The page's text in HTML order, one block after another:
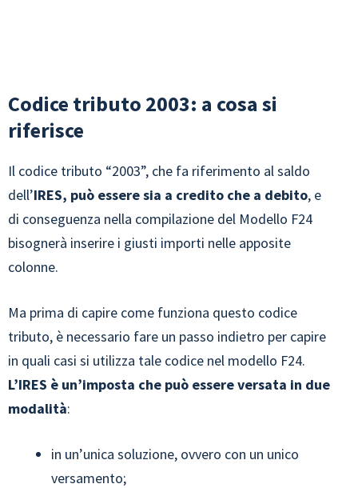
Codice tributo 2003: a cosa si
riferisce
Il codice tributo “2003”, che fa riferimento al saldo
dell’IRES, può essere sia a credito che a debito, e
di conseguenza nella compilazione del Modello F24
bisognerà inserire i giusti importi nelle apposite
colonne.
Ma prima di capire come funziona questo codice
tributo, è necessario fare un passo indietro per capire
in quali casi si utilizza tale codice nel modello F24.
L’IRES è un’imposta che può essere versata in due
modalità:
in un’unica soluzione, ovvero con un unico
versamento;